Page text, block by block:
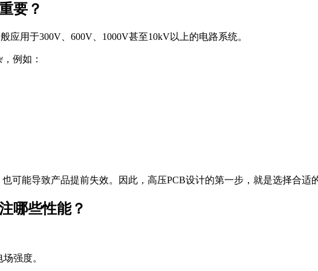
要？
用于300V、600V、1000V甚至10kV以上的电路系统。
例如：
可能导致产品提前失效。因此，高压PCB设计的第一步，就是选择合适
哪些性能？
强度。